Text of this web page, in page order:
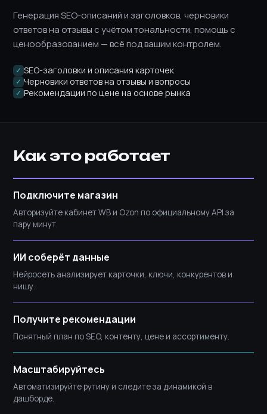
Генерация SEO-описаний и заголовков, черновики
ответов на отзывы с учётом тональности, помощь с
ценообразованием — всё под вашим контролем.
✓ SEO-заголовки и описания карточек
✓ Черновики ответов на отзывы и вопросы
✓ Рекомендации по цене на основе рынка
Как это работает
Подключите магазин
Авторизуйте кабинет WB и Ozon по официальному API за
пару минут.
ИИ соберёт данные
Нейросеть анализирует карточки, ключи, конкурентов и
нишу.
Получите рекомендации
Понятный план по SEO, контенту, цене и ассортименту.
Масштабируйтесь
Автоматизируйте рутину и следите за динамикой в
дашборде.